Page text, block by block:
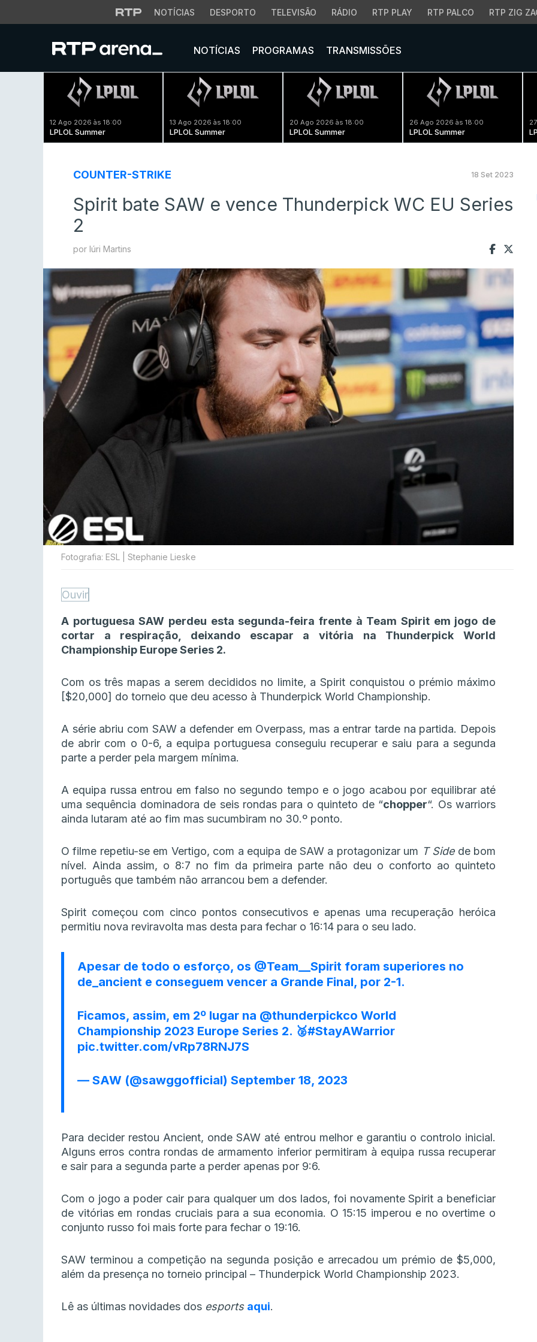
NOTÍCIAS DESPORTO TELEVISÃO RÁDIO RTP PLAY RTP PALCO RTP ZIG
NOTÍCIAS PROGRAMAS TRANSMISSÕES
12 Ago 2026 às 18:00
LPLOL Summer
13 Ago 2026 às 18:00
LPLOL Summer
20 Ago 2026 às 18:00
LPLOL Summer
26 Ago 2026 às 18:00
LPLOL Summer
COUNTER-STRIKE 18 Set 2023
Spirit bate SAW e vence Thunderpick WC EU Series
2
por Iúri Martins
Fotografia: ESL | Stephanie Lieske
Ouvir
A portuguesa SAW perdeu esta segunda-feira frente à Team Spirit em jogo de
cortar a respiração, deixando escapar a vitória na Thunderpick World
Championship Europe Series 2.
Com os três mapas a serem decididos no limite, a Spirit conquistou o prémio máximo
[$20,000] do torneio que deu acesso à Thunderpick World Championship.
A série abriu com SAW a defender em Overpass, mas a entrar tarde na partida. Depois
de abrir com o 0-6, a equipa portuguesa conseguiu recuperar e saiu para a segunda
parte a perder pela margem mínima.
A equipa russa entrou em falso no segundo tempo e o jogo acabou por equilibrar até
uma sequência dominadora de seis rondas para o quinteto de “chopper“. Os warriors
ainda lutaram até ao fim mas sucumbiram no 30.º ponto.
O filme repetiu-se em Vertigo, com a equipa de SAW a protagonizar um T Sidede bom
nível. Ainda assim, o 8:7 no fim da primeira parte não deu o conforto ao quinteto
português que também não arrancou bem a defender.
Spirit começou com cinco pontos consecutivos e apenas uma recuperação heróica
permitiu nova reviravolta mas desta para fechar o 16:14 para o seu lado.
Apesar de todo o esforço, os @Team__Spirit foram superiores no
de_ancient e conseguem vencer a Grande Final, por 2-1.
Ficamos, assim, em 2º lugar na @thunderpickco World
Championship 2023 Europe Series 2. 🥈#StayAWarrior
pic.twitter.com/vRp78RNJ7S
— SAW (@sawggofficial) September 18, 2023
Para decider restou Ancient, onde SAW até entrou melhor e garantiu o controlo inicial.
Alguns erros contra rondas de armamento inferior permitiram à equipa russa recuperar
e sair para a segunda parte a perder apenas por 9:6.
Com o jogo a poder cair para qualquer um dos lados, foi novamente Spirit a beneficiar
de vitórias em rondas cruciais para a sua economia. O 15:15 imperou e no overtime o
conjunto russo foi mais forte para fechar o 19:16.
SAW terminou a competição na segunda posição e arrecadou um prémio de $5,000,
além da presença no torneio principal – Thunderpick World Championship 2023.
Lê as últimas novidades dos esports aqui.